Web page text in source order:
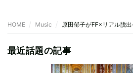
HOME Music 原田郁子がFF×リアル脱
最近話題の記事